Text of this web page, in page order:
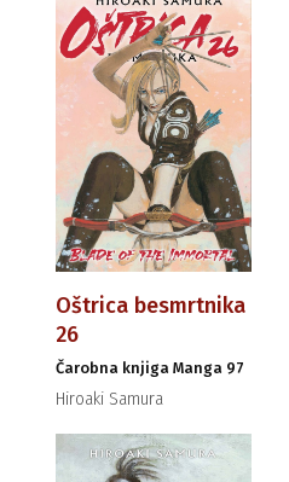
Oštrica besmrtnika
26
Čarobna knjiga Manga 97
Hiroaki Samura